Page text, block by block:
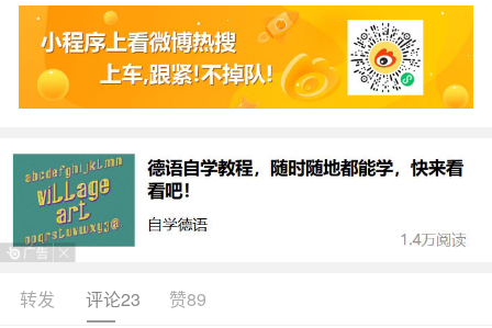
生活中像梦到光着上身的女人都是很常见的问
转发 评论23 赞89